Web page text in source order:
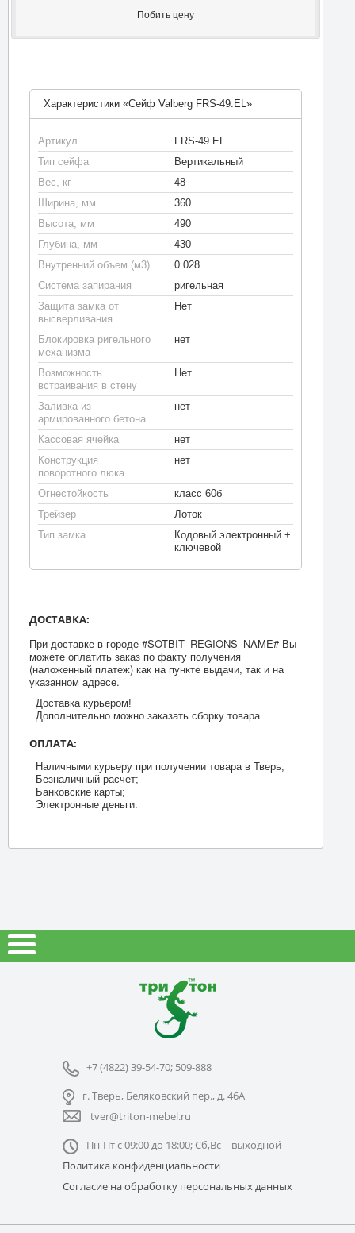
Побить цену
Характеристики «Сейф Valberg FRS-49.EL»
Артикул
FRS-49.EL
Тип сейфа
Вертикальный
Вес, кг
48
Ширина, мм
360
Высота, мм
490
Глубина, мм
430
Внутренний объем (м3)
0.028
Система запирания
ригельная
Защита замка от
высверливания
Нет
Блокировка ригельного
механизма
нет
Возможность
встраивания в стену
Нет
Заливка из
армированного бетона
нет
Кассовая ячейка
нет
Конструкция
поворотного люка
нет
Огнестойкость
класс 60б
Трейзер
Лоток
Тип замка
Кодовый электронный +
ключевой
ДОСТАВКА:
При доставке в городе #SOTBIT_REGIONS_NAME# Вы
можете оплатить заказ по факту получения
(наложенный платеж) как на пункте выдачи, так и на
указанном адресе.
Доставка курьером!
Дополнительно можно заказать сборку товара.
ОПЛАТА:
Наличными курьеру при получении товара в Тверь;
Безналичный расчет;
Банковские карты;
Электронные деньги.
+7 (4822) 39-54-70; 509-888
г. Тверь, Беляковский пер., д. 46А
tver@triton-mebel.ru
Пн-Пт с 09:00 до 18:00; Сб,Вс – выходной
Политика конфиденциальности
Согласие на обработку персональных данных